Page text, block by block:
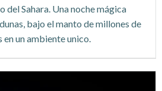
del Sahara. Una noche mágica
bajo el manto de millones de
en un ambiente unico.